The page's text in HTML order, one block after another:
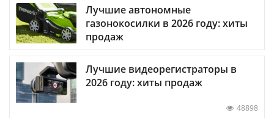
Лучшие автономные
газонокосилки в 2026 году: хиты
продаж
Лучшие видеорегистраторы в
2026 году: хиты продаж
48898